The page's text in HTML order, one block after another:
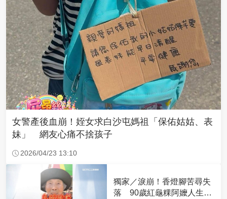
女警產後血崩！姪女求白沙屯媽祖「保佑姑姑、表
妹」 網友心痛不捨孩子
2026/04/23 13:10
獨家／淚崩！香燈腳苦尋失
落 90歲紅龜粿阿嬤人生謝